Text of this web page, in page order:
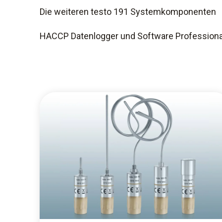
Die weiteren testo 191 Systemkomponenten
HACCP Datenlogger und Software